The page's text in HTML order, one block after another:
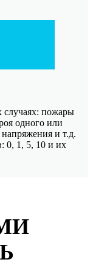
пожары
одного или
напряжения и т.д.
0, 1, 5, 10 и их